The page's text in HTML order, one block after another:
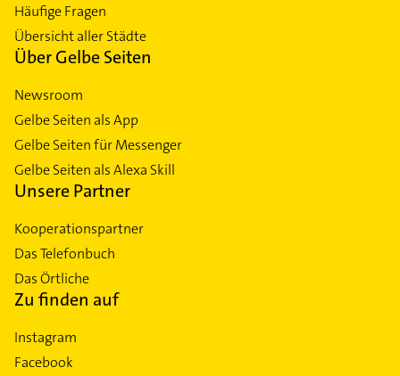
Häufige Fragen
Übersicht aller Städte
Über Gelbe Seiten
Newsroom
Gelbe Seiten als App
Gelbe Seiten für Messenger
Gelbe Seiten als Alexa Skill
Unsere Partner
Kooperationspartner
Das Telefonbuch
Das Örtliche
Zu finden auf
Instagram
Facebook